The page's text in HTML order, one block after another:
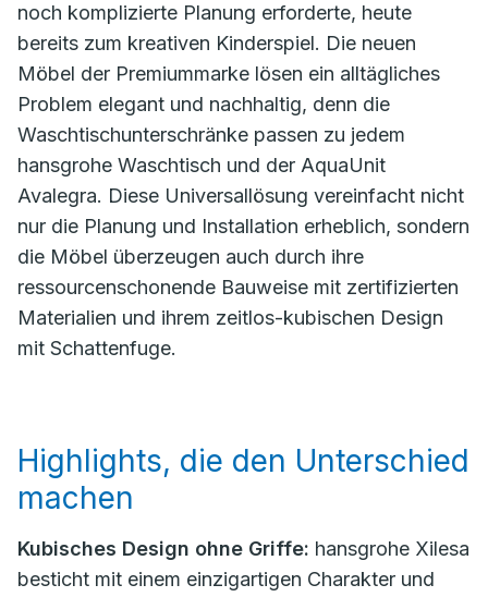
noch komplizierte Planung erforderte, heute
bereits zum kreativen Kinderspiel. Die neuen
Möbel der Premiummarke lösen ein alltägliches
Problem elegant und nachhaltig, denn die
Waschtischunterschränke passen zu jedem
hansgrohe Waschtisch und der AquaUnit
Avalegra. Diese Universallösung vereinfacht nicht
nur die Planung und Installation erheblich, sondern
die Möbel überzeugen auch durch ihre
ressourcenschonende Bauweise mit zertifizierten
Materialien und ihrem zeitlos-kubischen Design
mit Schattenfuge.
Highlights, die den Unterschied
machen
Kubisches Design ohne Griffe: hansgrohe Xilesa
besticht mit einem einzigartigen Charakter und